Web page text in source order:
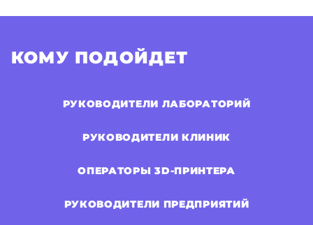
КОМУ ПОДОЙДЕТ
РУКОВОДИТЕЛИ ЛАБОРАТОРИЙ
РУКОВОДИТЕЛИ КЛИНИК
ОПЕРАТОРЫ 3D-ПРИНТЕРА
РУКОВОДИТЕЛИ ПРЕДПРИЯТИЙ